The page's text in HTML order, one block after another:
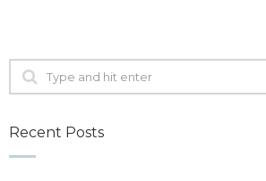
Recent Posts